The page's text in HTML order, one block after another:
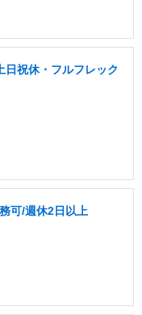
祝休・フルフレック
可/週休2日以上